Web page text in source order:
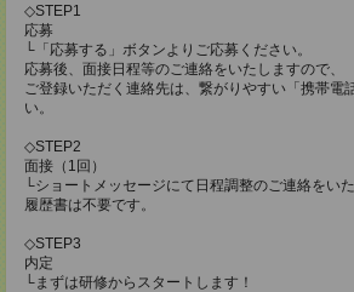
◇STEP1
応募
└「応募する」ボタンよりご応募ください。
応募後、面接日程等のご連絡をいたしますので、
ご登録いただく連絡先は、繋がりやすい「携帯電
い。
◇STEP2
面接（1回）
└ショートメッセージにて日程調整のご連絡をいた
履歴書は不要です。
◇STEP3
内定
└まずは研修からスタートします！